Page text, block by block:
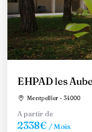
EHPAD les
Montpellier - 34000
A partir de
2338€ / Mois